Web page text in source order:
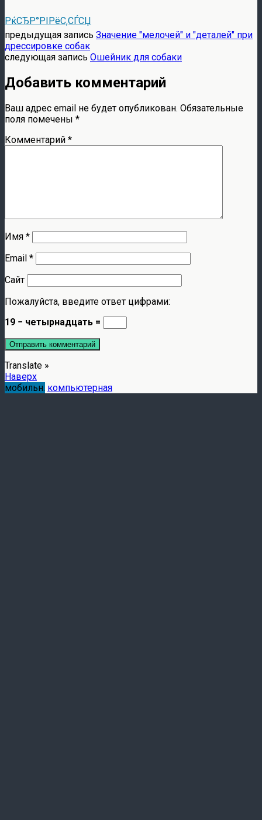
РќСЂР°РІРёС‚СЃСЏ
предыдущая запись Значение "мелочей" и "деталей" при
дрессировке собак
следующая запись Ошейник для собаки
Добавить комментарий
Ваш адрес email не будет опубликован. Обязательные
поля помечены *
Комментарий *
Имя *
Email *
Сайт
Пожалуйста, введите ответ цифрами:
19 − четырнадцать =
Translate »
Наверх
мобильн. компьютерная